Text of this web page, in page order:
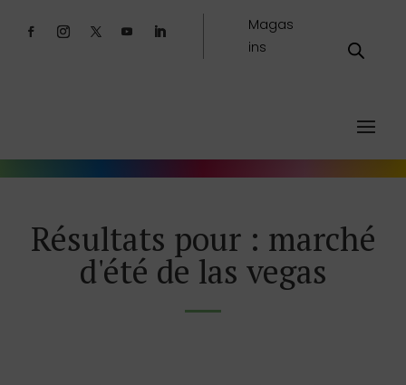
Magas
ins
Résultats pour : marché
d'été de las vegas